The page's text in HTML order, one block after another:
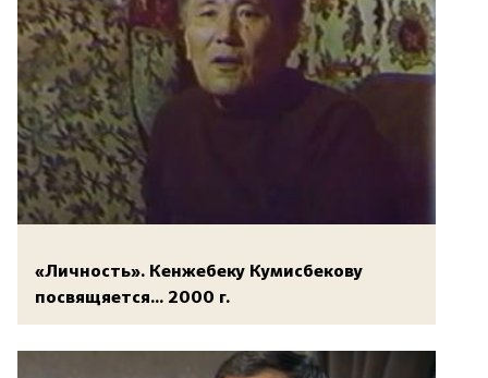
«Личность». Кенжебеку Кумисбекову
посвящяется... 2000 г.